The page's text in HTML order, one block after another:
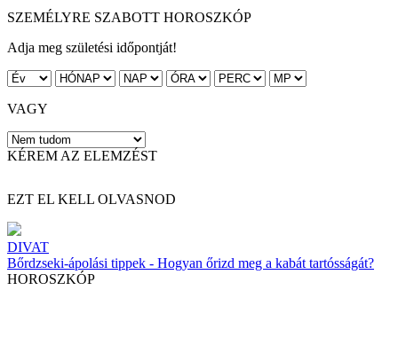
SZEMÉLYRE SZABOTT HOROSZKÓP
Adja meg születési időpontját!
VAGY
KÉREM AZ ELEMZÉST
EZT EL KELL OLVASNOD
DIVAT
Bőrdzseki-ápolási tippek - Hogyan őrizd meg a kabát tartósságát?
HOROSZKÓP